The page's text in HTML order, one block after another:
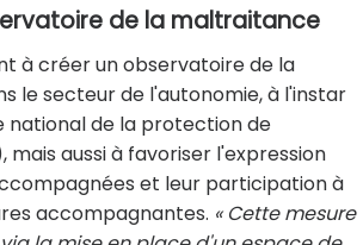
de la maltraitance
à créer un observatoire de la
le secteur de l'autonomie, à l'instar
national de la protection de
mais aussi à favoriser l'expression
et leur participation à
accompagnantes. « Cette mesure